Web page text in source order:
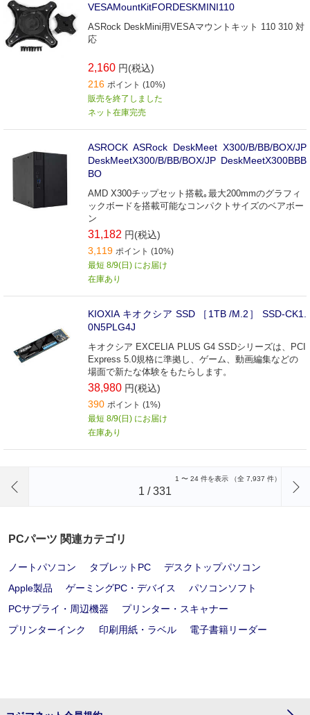
VESAMountKitFORDESKMINI110
ASRock DeskMini用VESAマウントキット 110 310 対
応
2,160 円(税込)
216 ポイント (10%)
販売を終了しました
ネット在庫完売
ASROCK ASRock DeskMeet X300/B/BB/BOX/JP
DeskMeetX300/B/BB/BOX/JP DeskMeetX300BBB
BO
AMD X300チップセット搭載｡最大200mmのグラフィ
ックボードを搭載可能なコンパクトサイズのベアボー
ン
31,182 円(税込)
3,119 ポイント (10%)
最短 8/9(日) にお届け
在庫あり
KIOXIA キオクシア SSD ［1TB /M.2］ SSD-CK1.
0N5PLG4J
キオクシア EXCELIA PLUS G4 SSDシリーズは、PCI
Express 5.0規格に準拠し、ゲーム、動画編集などの
場面で新たな体験をもたらします。
38,980 円(税込)
390 ポイント (1%)
最短 8/9(日) にお届け
在庫あり
1 〜 24 件を表示 （全 7,937 件）
1 /331
PCパーツ 関連カテゴリ
ノートパソコン タブレットPC
デスクトップパソコン
Apple製品
ゲーミングPC・デバイス
パソコンソフト
PCサプライ・周辺機器
プリンター・スキャナー
プリンターインク
印刷用紙・ラベル 電子書籍リーダー